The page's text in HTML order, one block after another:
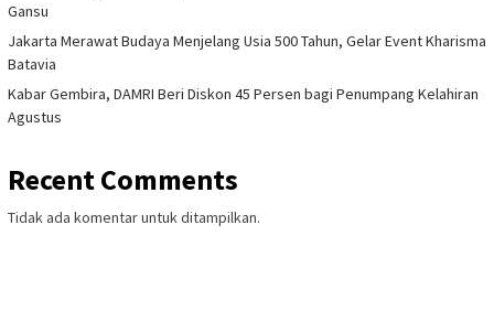
Gansu
Jakarta Merawat Budaya Menjelang Usia 500 Tahun, Gelar Event Kharisma
Batavia
Kabar Gembira, DAMRI Beri Diskon 45 Persen bagi Penumpang Kelahiran
Agustus
Recent Comments
Tidak ada komentar untuk ditampilkan.